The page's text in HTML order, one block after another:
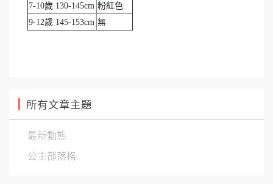
7-10歲 130-145cm 粉紅色
9-12歲 145-153cm 無
所有文章主題
最新動態
公主部落格